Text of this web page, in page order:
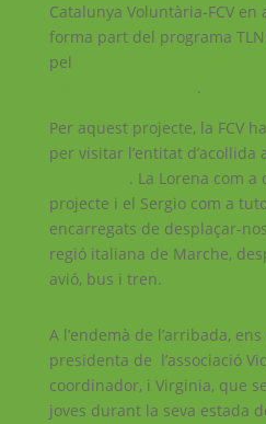
Catalunya Voluntària-FCV
forma part del programa
pel
.
Per aquest projecte, la FCV
per visitar l’entitat d’acollida
. La Lorena com
projecte i el Sergio com a
encarregats de desplaçar-
regió italiana de Marche,
avió, bus i tren.
A l’endemà de l’arribada,
presidenta de l’associació
coordinador, i Virginia, que
joves durant la seva estada